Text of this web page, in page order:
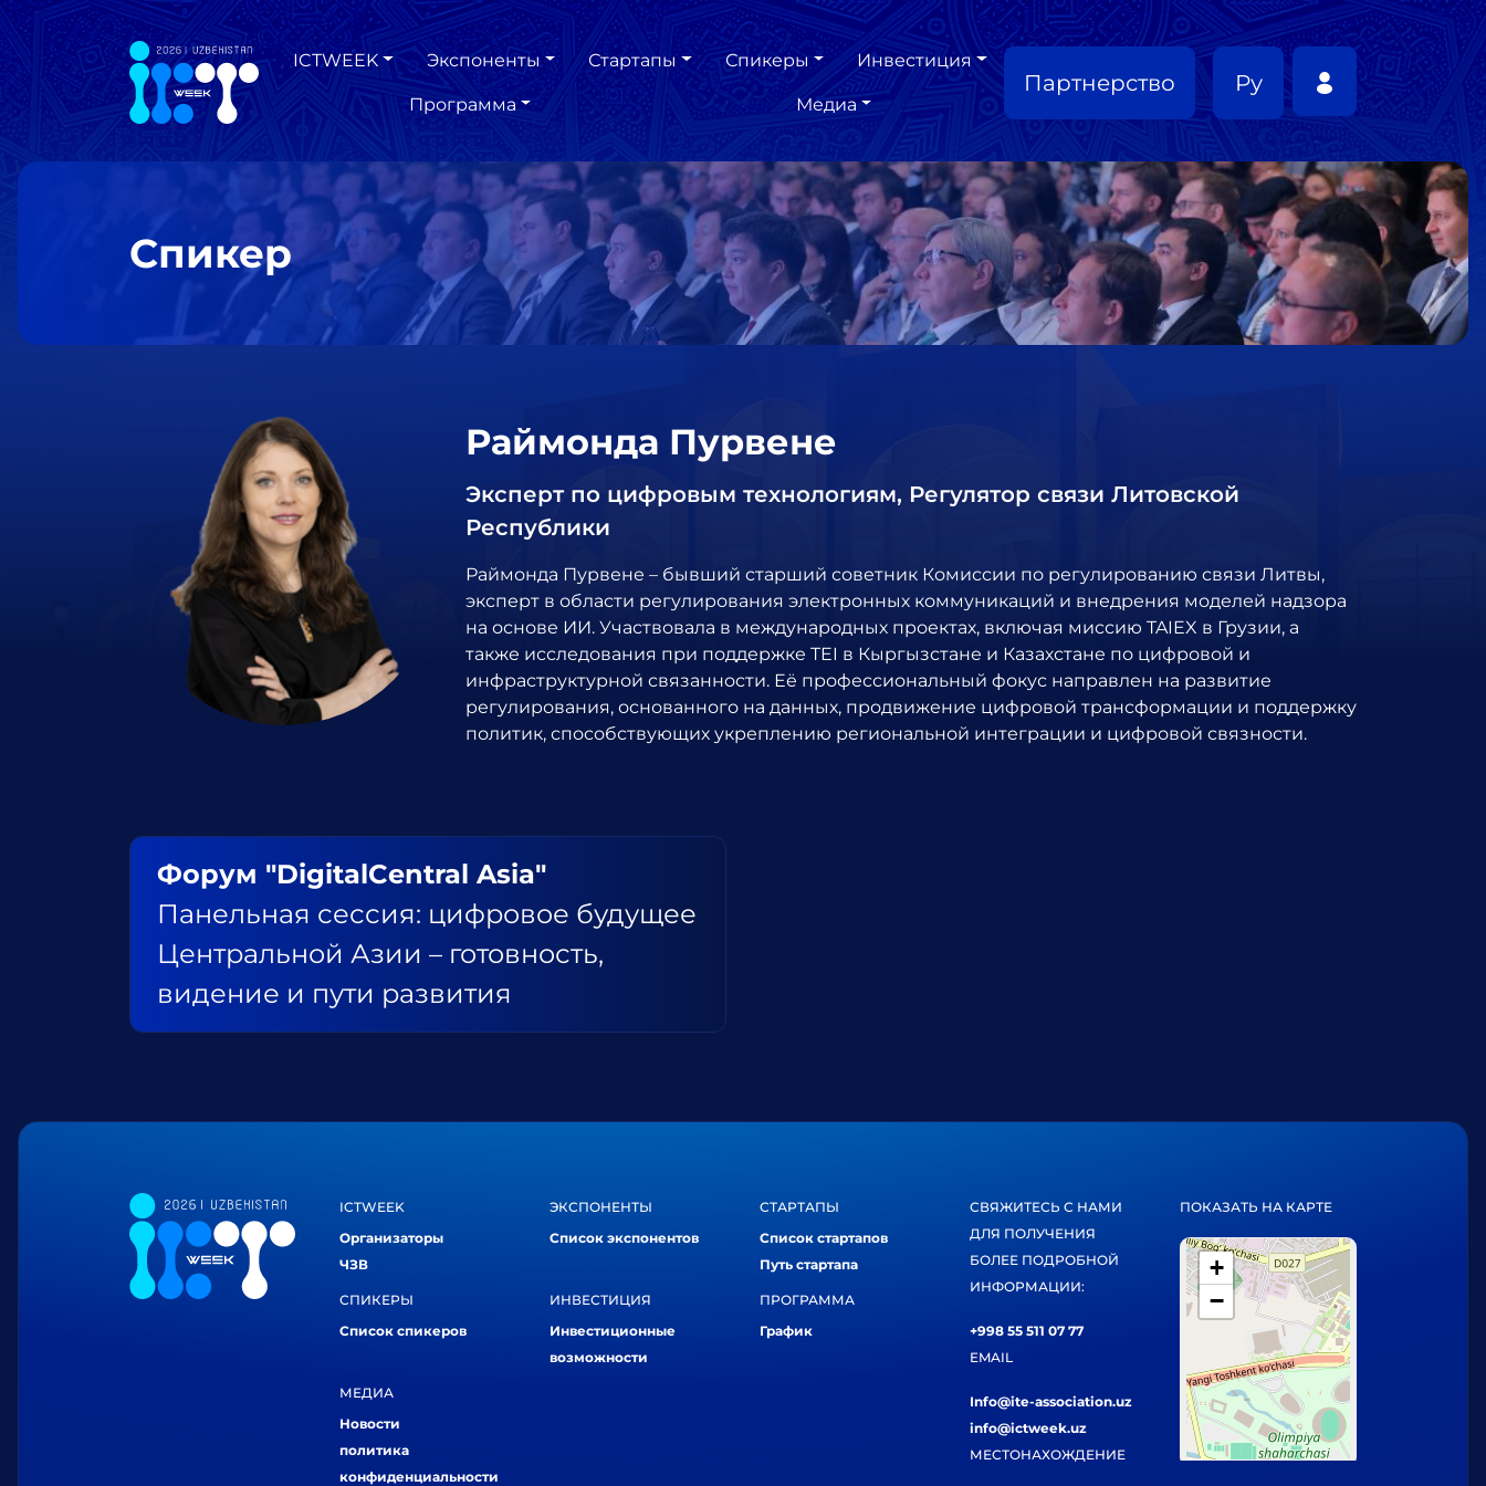
ICTWEEK Экспоненты Стартапы Спикеры Инвестиция
Программа Медиа
Партнерство Ру
Спикер
Раймонда Пурвене
Эксперт по цифровым технологиям, Регулятор связи Литовской
Республики
Раймонда Пурвене – бывший старший советник Комиссии по регулированию связи Литвы,
эксперт в области регулирования электронных коммуникаций и внедрения моделей надзора
на основе ИИ. Участвовала в международных проектах, включая миссию TAIEX в Грузии, а
также исследования при поддержке TEI в Кыргызстане и Казахстане по цифровой и
инфраструктурной связанности. Её профессиональный фокус направлен на развитие
регулирования, основанного на данных, продвижение цифровой трансформации и поддержку
политик, способствующих укреплению региональной интеграции и цифровой связности.
Форум "DigitalCentral Asia"
Панельная сессия: цифровое будущее
Центральной Азии – готовность,
видение и пути развития
ICTWEEK
Организаторы
ЧЗВ
ЭКСПОНЕНТЫ
Список экспонентов
СТАРТАПЫ
Список стартапов
Путь стартапа
СПИКЕРЫ
Список спикеров
ИНВЕСТИЦИЯ
Инвестиционные
возможности
ПРОГРАММА
График
МЕДИА
Новости
политика
конфиденциальности
СВЯЖИТЕСЬ С НАМИ
ДЛЯ ПОЛУЧЕНИЯ
БОЛЕЕ ПОДРОБНОЙ
ИНФОРМАЦИИ:
+998 55 511 07 77
EMAIL
Info@ite-association.uz
info@ictweek.uz
МЕСТОНАХОЖДЕНИЕ
ПОКАЗАТЬ НА КАРТЕ
+
−